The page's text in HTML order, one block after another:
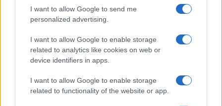
I want to allow Google to send me
personalized advertising.
I want to allow Google to enable storage
related to analytics like cookies on web or
device identifiers in apps.
I want to allow Google to enable storage
related to functionality of the website or app.